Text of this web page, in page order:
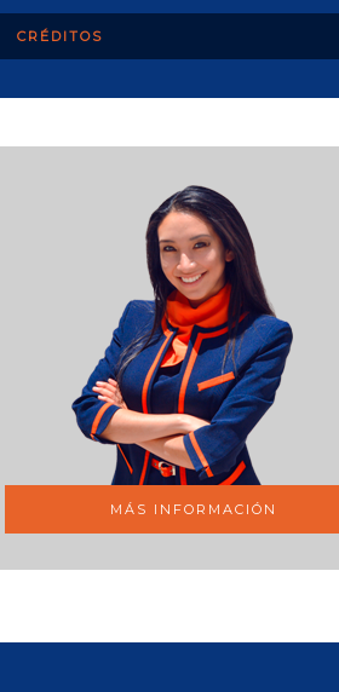
CRÉDITOS
MÁS INFORMACIÓN